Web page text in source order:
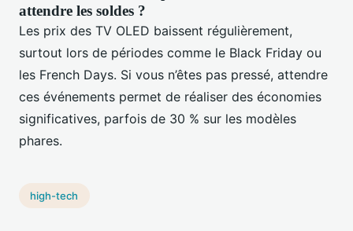
attendre les soldes ?
Les prix des TV OLED baissent régulièrement,
surtout lors de périodes comme le Black Friday ou
les French Days. Si vous n’êtes pas pressé, attendre
ces événements permet de réaliser des économies
significatives, parfois de 30 % sur les modèles
phares.
high-tech